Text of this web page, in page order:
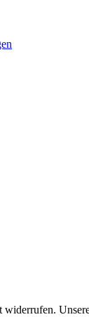
widerrufen.